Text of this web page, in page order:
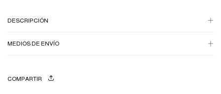
DESCRIPCIÓN
MEDIOS DE ENVÍO
COMPARTIR